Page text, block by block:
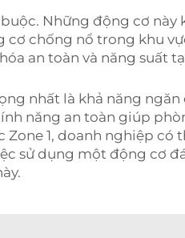
Những động cơ này
chống nổ trong khu
an toàn và năng suất
nhất là khả năng ngăn
năng an toàn giúp
1, doanh nghiệp có
sử dụng một động cơ